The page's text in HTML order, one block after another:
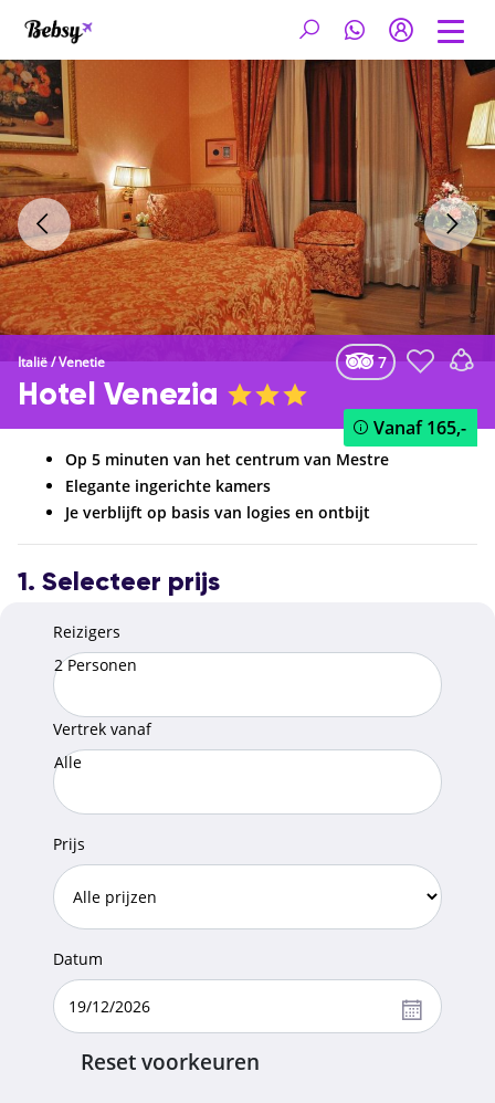
Italië/Venetie 7
Hotel Venezia
Vanaf165,-
Op 5 minuten van het centrum van Mestre
Elegante ingerichte kamers
Je verblijft op basis van logies en ontbijt
1. Selecteer prijs
Reizigers
2 Personen
Vertrek vanaf
Alle
Prijs
Datum
Reset voorkeuren